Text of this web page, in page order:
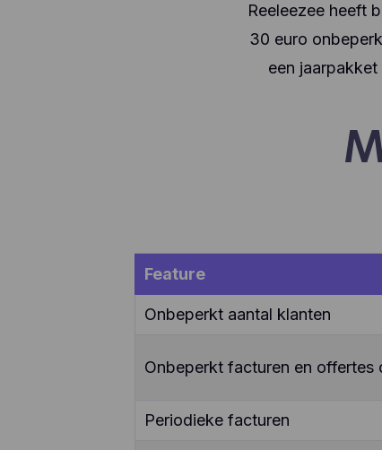
Reeleezee heeft
30 euro
een
Feature
Onbeperkt aantal klanten
Onbeperkt facturen en offertes
Periodieke facturen